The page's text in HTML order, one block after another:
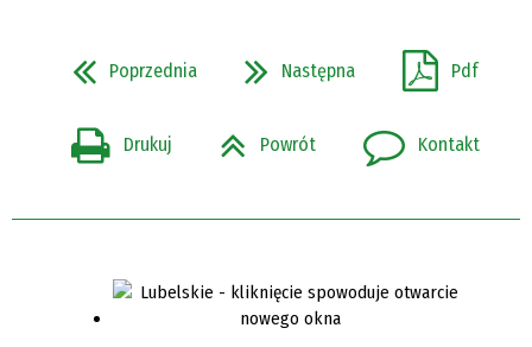
Poprzednia Następna Pdf
Drukuj Powrót Kontakt